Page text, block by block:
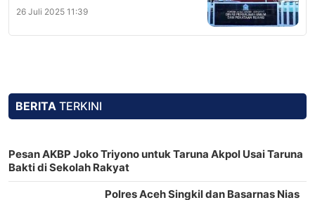
26 Juli 2025 11:39
BERITA TERKINI
Pesan AKBP Joko Triyono untuk Taruna Akpol Usai Taruna
Bakti di Sekolah Rakyat
Polres Aceh Singkil dan Basarnas Nias